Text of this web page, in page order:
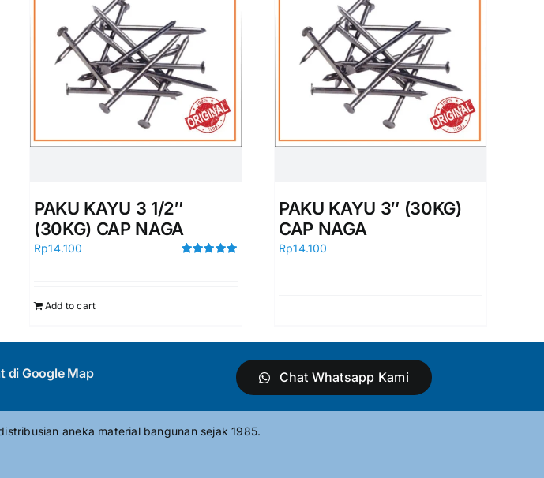
PAKU KAYU 3 1/2″
(30KG) CAP NAGA
Rp14.100
Add to cart
PAKU KAYU 3″ (30KG)
CAP NAGA
Rp14.100
di Google Map Chat Whatsapp Kami
aneka material bangunan sejak 1985.